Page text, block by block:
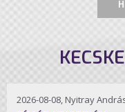
2026-08-08, Nyitray